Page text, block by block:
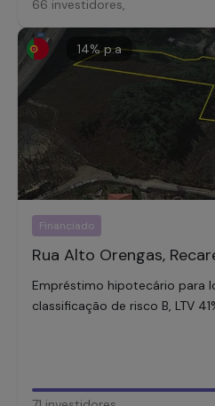
66 investidores,
14% p.a
Financiado
Rua Alto Orengas,
Empréstimo hipotecário para
classificação de risco B, LTV